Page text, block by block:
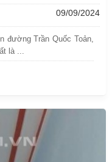
09/09/2024
đường Trần Quốc Toản,
là ...